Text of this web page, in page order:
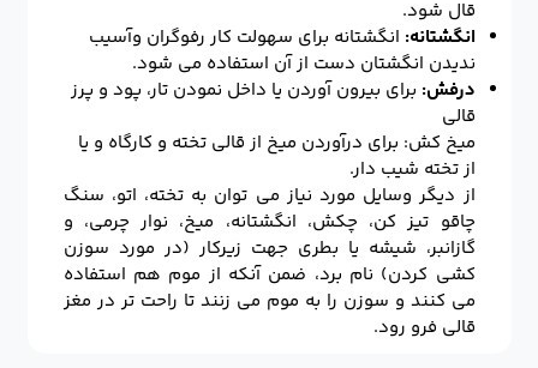
قال شود.
انگشتانه: انگشتانه برای سهولت کار رفوگران وآسیب
ندیدن انگشتان دست از آن استفاده می شود.
درفش: برای بیرون آوردن یا داخل نمودن تار، پود و پرز
قالی
میخ کش: برای درآوردن میخ از قالی تخته و کارگاه و یا
از تخته شیب دار.
از دیگر وسایل مورد نیاز می توان به تخته، اتو، سنگ
چاقو تیز کن، چکش، انگشتانه، میخ، نوار چرمی، و
گازانبر، شیشه یا بطری جهت زیرکار (در مورد سوزن
کشی کردن) نام برد، ضمن آنکه از موم هم استفاده
می کنند و سوزن را به موم می زنند تا راحت تر در مغز
قالی فرو رود.